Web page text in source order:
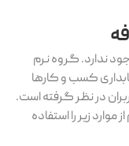
ندارد. گروه نرم
کسب و کارها
در نظر گرفته است.
زیر را استفاده